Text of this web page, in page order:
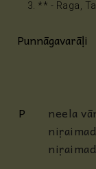
** - Raga,
Punnāgavarāḷi
P
neela